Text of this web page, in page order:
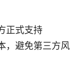
正式支持
，避免第三方风